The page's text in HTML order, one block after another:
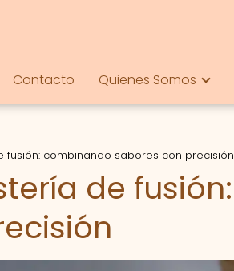
Contacto Quienes Somos
combinando sabores con precisión
de fusión: